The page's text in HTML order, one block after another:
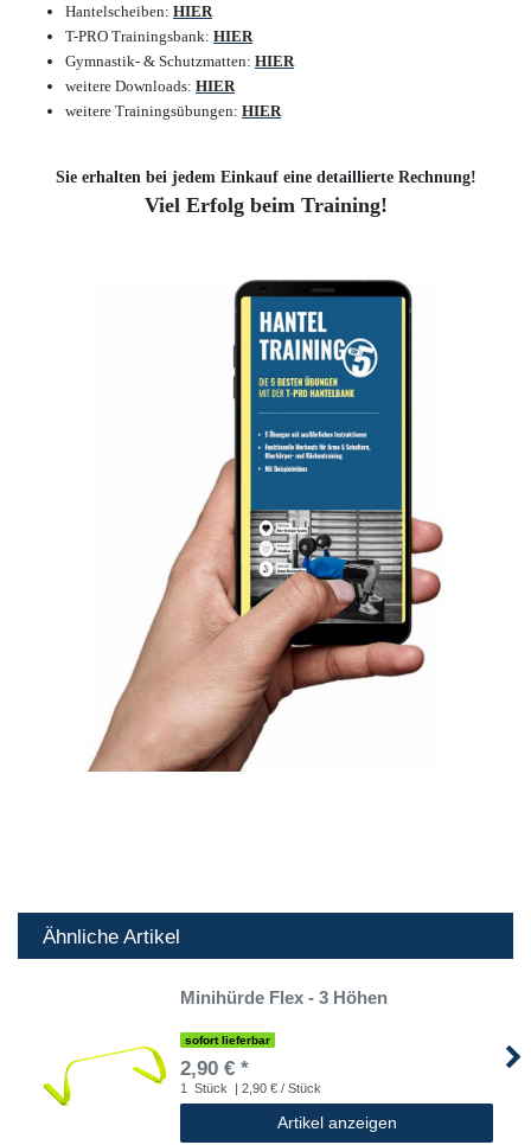
Hantelscheiben: HIER
T-PRO Trainingsbank: HIER
Gymnastik- & Schutzmatten: HIER
weitere Downloads: HIER
weitere Trainingsübungen: HIER
Sie erhalten bei jedem Einkauf eine detaillierte Rechnung!
Viel Erfolg beim Training!
Ähnliche Artikel
Minihürde Flex - 3 Höhen
sofort lieferbar
2,90 € *
1 Stück | 2,90 € / Stück
Artikel anzeigen